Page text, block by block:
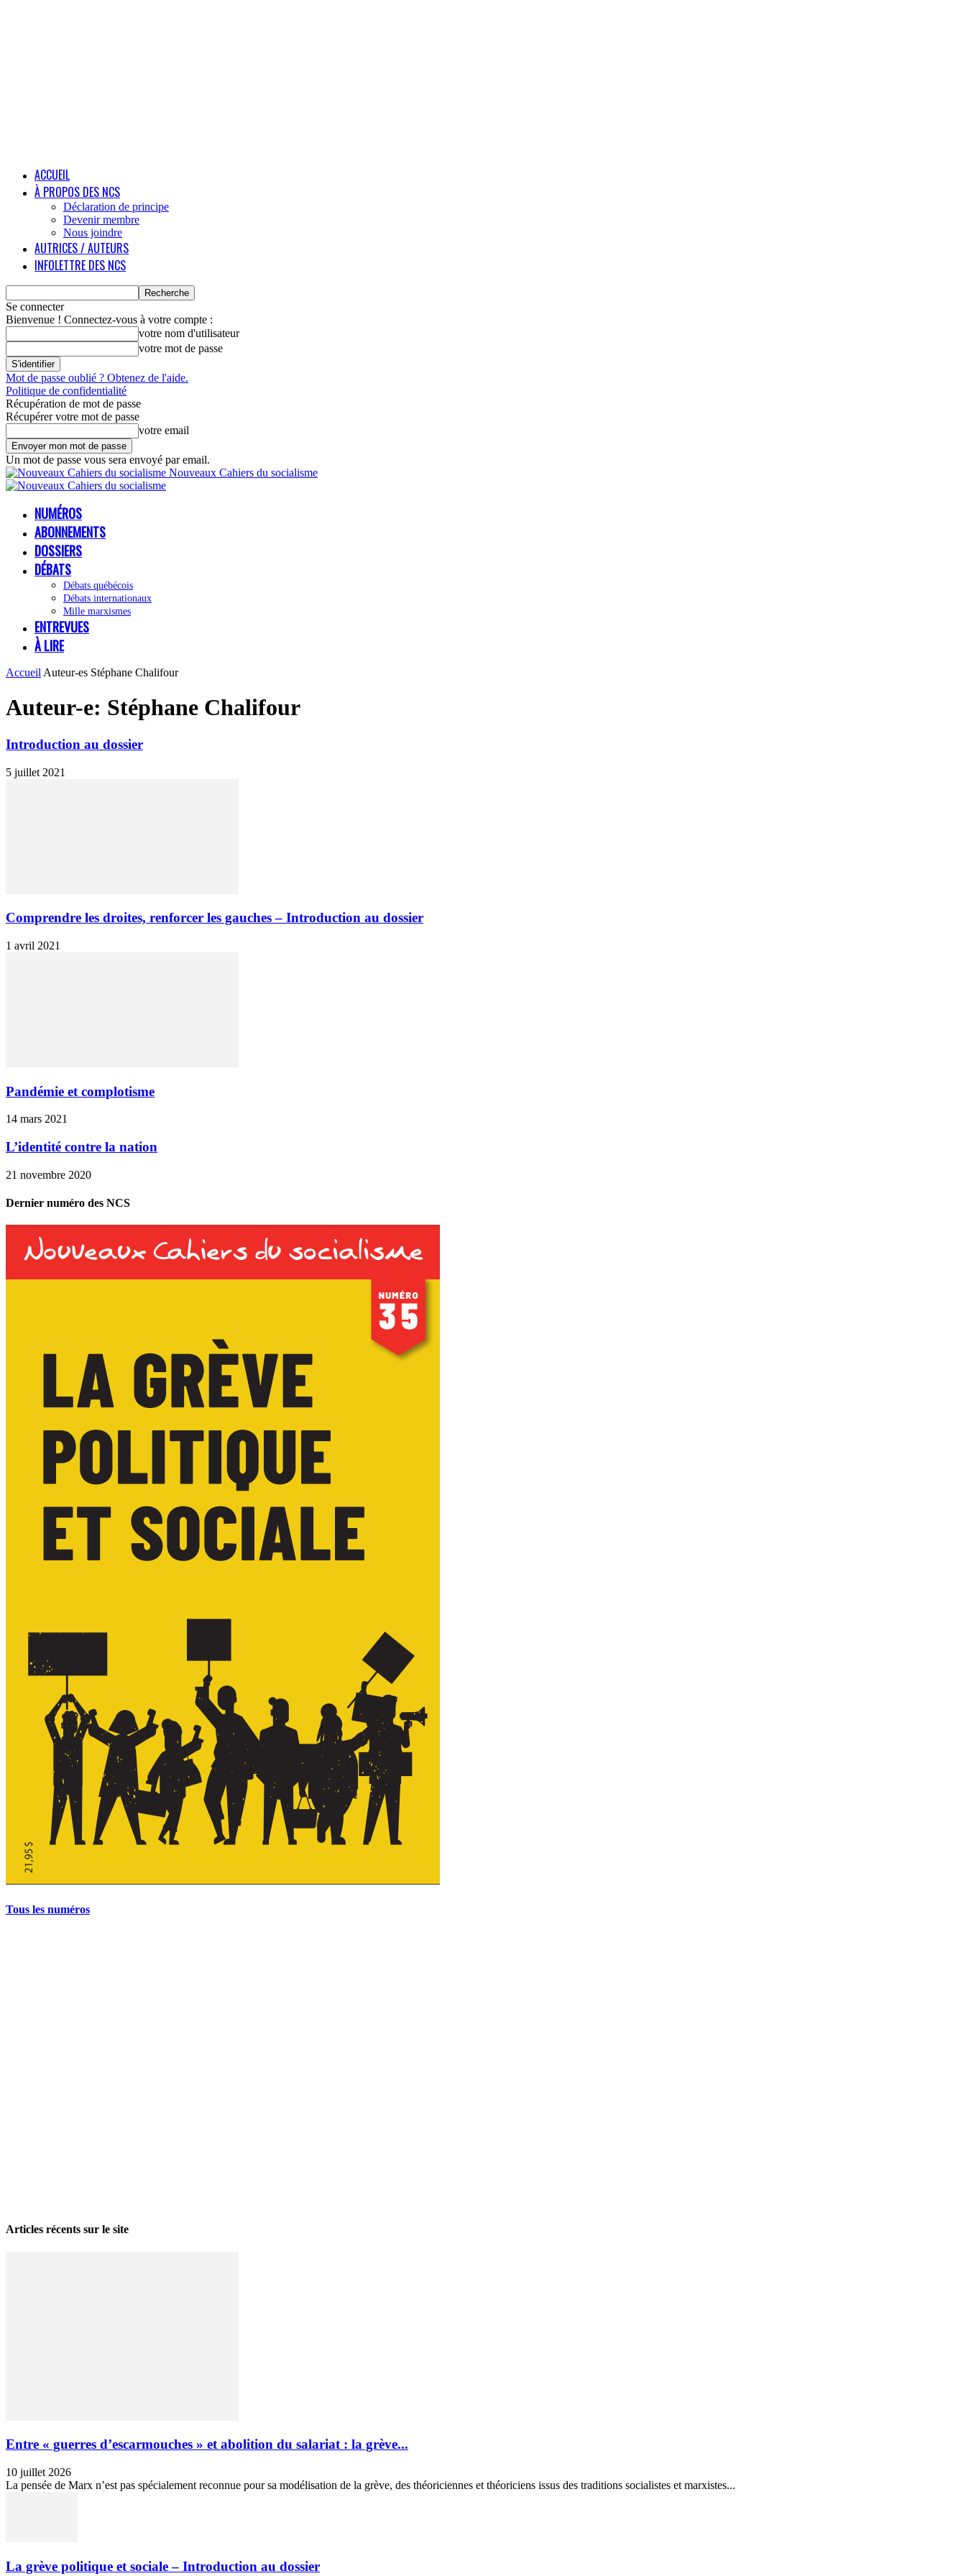
ACCUEIL
À PROPOS DES NCS
Déclaration de principe
Devenir membre
Nous joindre
AUTRICES / AUTEURS
INFOLETTRE DES NCS
Se connecter
Bienvenue ! Connectez-vous à votre compte :
votre nom d'utilisateur
votre mot de passe
Mot de passe oublié ? Obtenez de l'aide.
Politique de confidentialité
Récupération de mot de passe
Récupérer votre mot de passe
votre email
Un mot de passe vous sera envoyé par email.
Nouveaux Cahiers du socialisme
NUMÉROS
ABONNEMENTS
DOSSIERS
DÉBATS
Débats québécois
Débats internationaux
Mille marxismes
ENTREVUES
À LIRE
Accueil Auteur-es Stéphane Chalifour
Auteur-e: Stéphane Chalifour
Introduction au dossier
5 juillet 2021
Comprendre les droites, renforcer les gauches – Introduction au dossier
1 avril 2021
Pandémie et complotisme
14 mars 2021
L’identité contre la nation
21 novembre 2020
Dernier numéro des NCS
Tous les numéros
Articles récents sur le site
Entre « guerres d’escarmouches » et abolition du salariat : la grève...
10 juillet 2026
La pensée de Marx n’est pas spécialement reconnue pour sa modélisation de la grève, des théoriciennes et théoriciens issus des traditions socialistes et marxistes...
La grève politique et sociale – Introduction au dossier